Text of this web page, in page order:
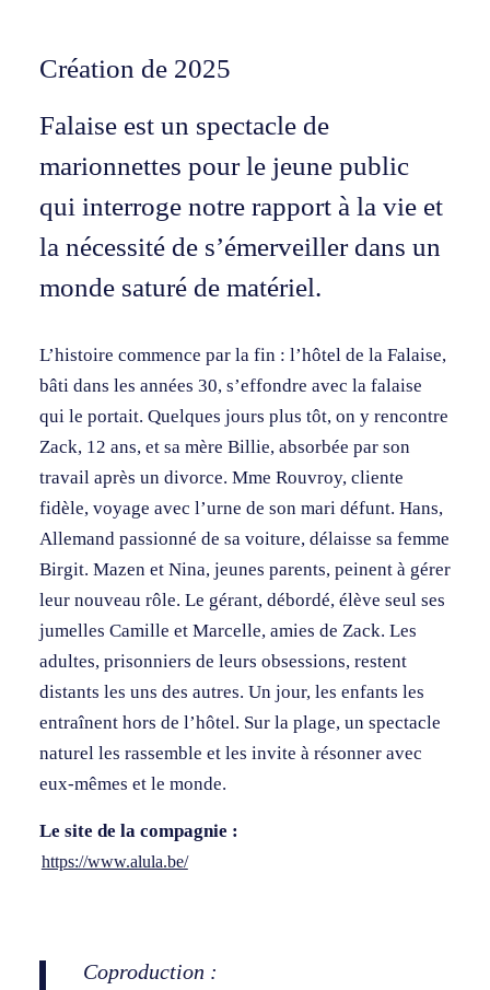
Création de 2025
Falaise est un spectacle de
marionnettes pour le jeune public
qui interroge notre rapport à la vie et
la nécessité de s’émerveiller dans un
monde saturé de matériel.
L’histoire commence par la fin : l’hôtel de la Falaise,
bâti dans les années 30, s’effondre avec la falaise
qui le portait. Quelques jours plus tôt, on y rencontre
Zack, 12 ans, et sa mère Billie, absorbée par son
travail après un divorce. Mme Rouvroy, cliente
fidèle, voyage avec l’urne de son mari défunt. Hans,
Allemand passionné de sa voiture, délaisse sa femme
Birgit. Mazen et Nina, jeunes parents, peinent à gérer
leur nouveau rôle. Le gérant, débordé, élève seul ses
jumelles Camille et Marcelle, amies de Zack. Les
adultes, prisonniers de leurs obsessions, restent
distants les uns des autres. Un jour, les enfants les
entraînent hors de l’hôtel. Sur la plage, un spectacle
naturel les rassemble et les invite à résonner avec
eux-mêmes et le monde.
Le site de la compagnie :
https://www.alula.be/
Coproduction :